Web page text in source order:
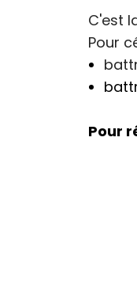
C'est
Pour
Pour